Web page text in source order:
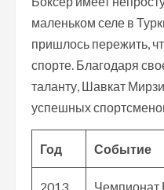
маленьком селе в
пришлось пережить,
спорте. Благодаря
таланту, Шавкат
успешных
Год Событие
2013 Чемпионат